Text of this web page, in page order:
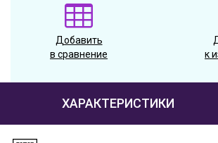
Добавить
в сравнение
к
ХАРАКТЕРИСТИКИ